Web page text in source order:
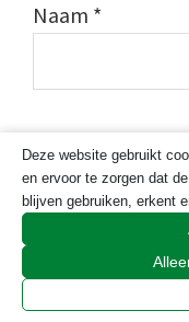
Naam *
Deze website gebruikt
en ervoor te zorgen dat
blijven gebruiken, erkent